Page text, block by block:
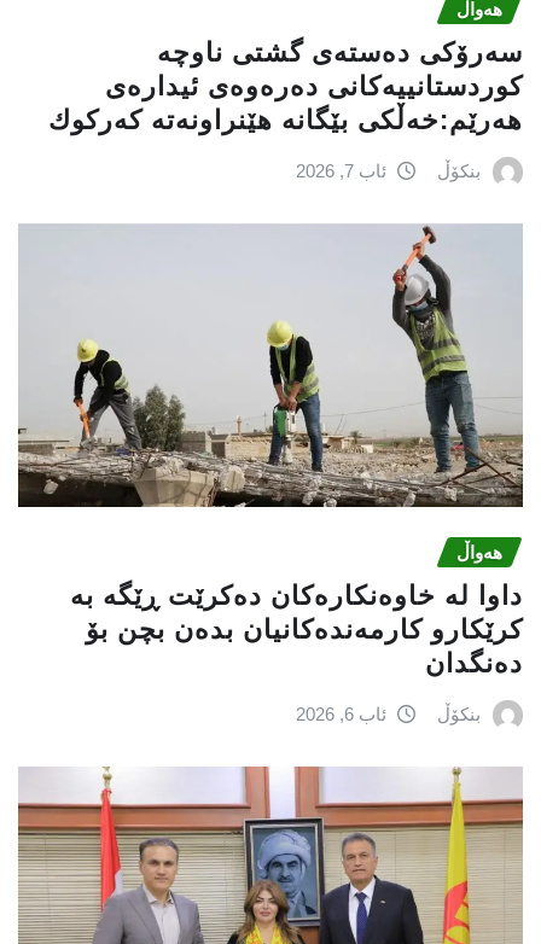
هەواڵ
سه‌رۆكی دەستەی گشتی ناوچە
كوردستانییەكانی دەرەوەی ئیدارەی
هەرێم:خه‌ڵكی بێگانه‌ هێنراونه‌ته‌ كه‌ركوك
بنکۆڵ ئاب 7, 2026
هەواڵ
داوا لە خاوەنکارەکان دەکرێت ڕێگە بە
کرێکارو کارمەندەکانیان بدەن بچن بۆ
دەنگدان
بنکۆڵ ئاب 6, 2026